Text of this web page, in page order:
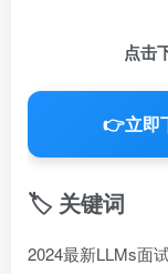
点击
👉立即
🏷️ 关键词
2024最新LLMs面